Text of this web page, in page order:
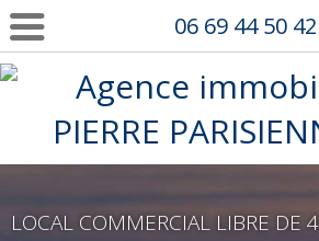
06 69 44 50 42